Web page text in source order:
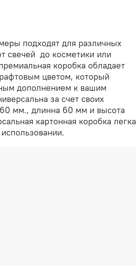
подходят для различных
свечей до косметики или
коробка обладает
цветом, который
дополнением к вашим
за счет своих
мм., длинна 60 мм и высота
картонная коробка легка